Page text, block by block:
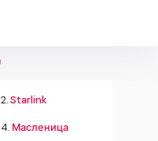
2.Starlink
4. Масленица